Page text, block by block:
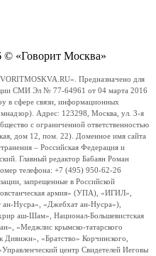
© «Говорит Москва»
Предназначено для
СМИ Эл № 77-64961 от 04 марта 2016
в сфере связи, информационных
Адрес: 123298, Москва, ул. 3-я
с ограниченной ответственностью
дом 12, пом. 22). Доменное имя сайта
– Российская Федерация и
Главный редактор Бабаян Роман
телефона: +7 (495) 950-62-26
запрещенные в Российской
армия» (УПА), «ИГИЛ»,
Нусра», «Джебхат ан-Нусра»),
аш-Шам», Национал-Большевистская
«Меджлис крымско-татарского
«Братство» Корчинского,
центр Свидетелей Иеговы